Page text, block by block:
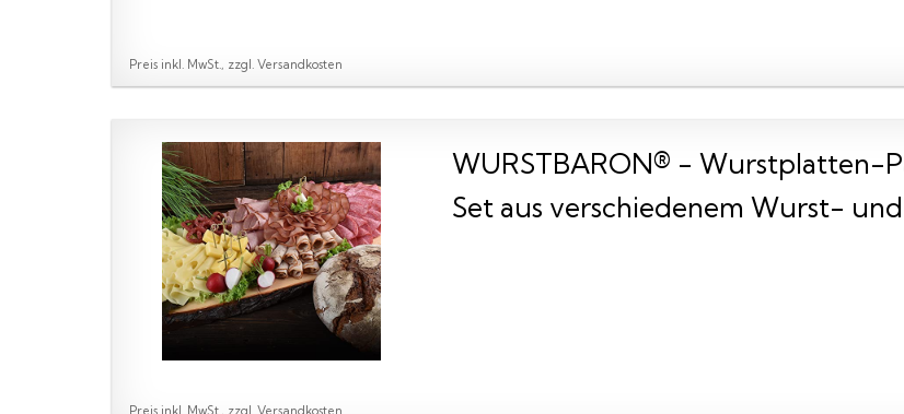
Preis inkl. MwSt., zzgl. Versandkosten
WURSTBARON® - Wurstplatten-
Set aus verschiedenem Wurst-